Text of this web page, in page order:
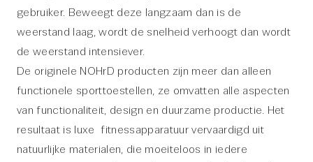
gebruiker. Beweegt deze langzaam dan is de
weerstand laag, wordt de snelheid verhoogt dan wordt
de weerstand intensiever.
De originele NOHrD producten zijn meer dan alleen
functionele sporttoestellen, ze omvatten alle aspecten
van functionaliteit, design en duurzame productie. Het
resultaat is luxe fitnessapparatuur vervaardigd uit
natuurlijke materialen, die moeiteloos in iedere